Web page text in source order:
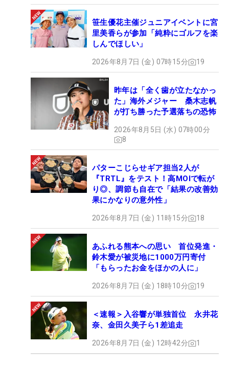
笹生優花主催ジュニアイベントに宮
里美香らが参加「純粋にゴルフを楽
しんでほしい」
2026年8月7日 (金) 07時15分 19
昨年は「全く歯が立たなかっ
た」海外メジャー 桑木志帆
が打ち勝った予選落ちの恐怖
2026年8月5日 (水) 07時00分
8
パターこじらせギア担当2人が
『TRTL』をテスト！高MOIで転が
り◎、調節も自在で「結果の改善効
果にかなりの意外性」
2026年8月7日 (金) 11時15分 18
あふれる熊本への思い 首位発進・
鈴木愛が被災地に1000万円寄付
「もらったお金をほかの人に」
2026年8月7日 (金) 18時10分 19
＜速報＞入谷響が単独首位 永井花
奈、金田久美子ら1差追走
2026年8月7日 (金) 12時42分 1